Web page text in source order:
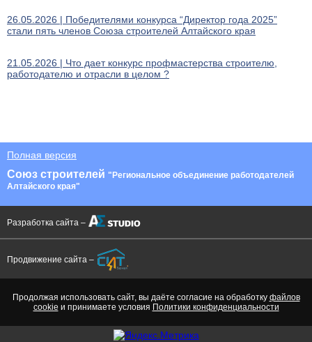
26.05.2026 | Победителями конкурса “Директор года 2025”
стали пять членов Союза строителей Алтайского края
21.05.2026 | Что дает конкурс профмастерства строителю,
работодателю и отрасли в целом ?
Полная версия
Союз строителей "Региональное объединение работодателей
Алтайского края"
Разработка сайта –
Продвижение сайта –
Продолжая использовать сайт, вы даёте согласие на обработку файлов
cookie и принимаете условия Политики конфиденциальности